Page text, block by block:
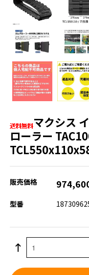
マクシス
ローラー
販売価格
型番